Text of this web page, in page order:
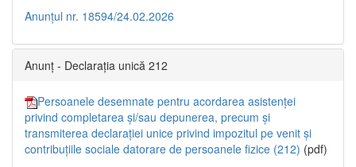
Anunțul nr. 18594/24.02.2026
Anunț - Declarația unică 212
Persoanele desemnate pentru acordarea asistenței
privind completarea și/sau depunerea, precum și
transmiterea declarației unice privind impozitul pe venit și
contribuțiile sociale datorare de persoanele fizice (212) (pdf)